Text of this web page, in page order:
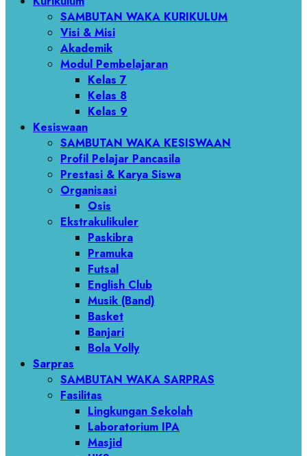
SAMBUTAN WAKA KURIKULUM
Visi & Misi
Akademik
Modul Pembelajaran
Kelas 7
Kelas 8
Kelas 9
Kesiswaan
SAMBUTAN WAKA KESISWAAN
Profil Pelajar Pancasila
Prestasi & Karya Siswa
Organisasi
Osis
Ekstrakulikuler
Paskibra
Pramuka
Futsal
English Club
Musik (Band)
Basket
Banjari
Bola Volly
Sarpras
SAMBUTAN WAKA SARPRAS
Fasilitas
Lingkungan Sekolah
Laboratorium IPA
Masjid